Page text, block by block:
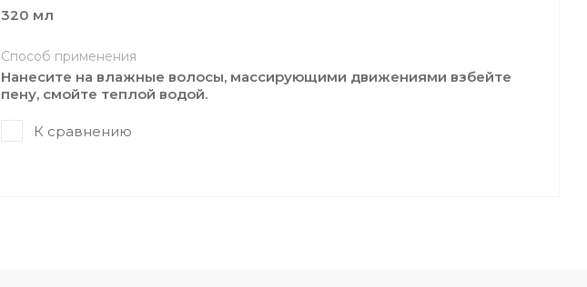
320 мл
Способ применения
Нанесите на влажные волосы, массирующими движениями взбейте
пену, смойте теплой водой.
К сравнению